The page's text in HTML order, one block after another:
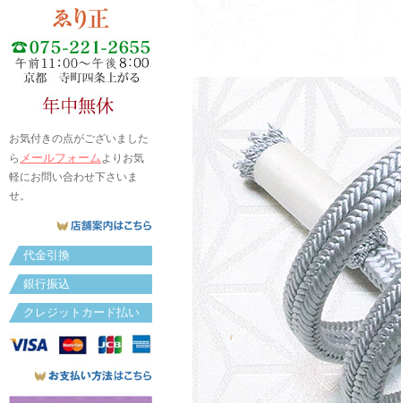
お気付きの点がございました
ら メールフォームよりお気
軽にお問い合わせ下さいま
せ。
代金引換
銀行振込
クレジットカード払い